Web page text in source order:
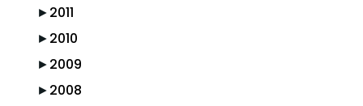
►2011
►2010
►2009
►2008